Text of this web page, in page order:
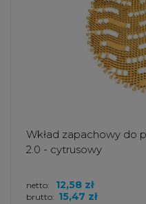
Wkład zapachowy do
2.0 - cytrusowy
brutto: 15,47 zł
netto: 12,58 zł